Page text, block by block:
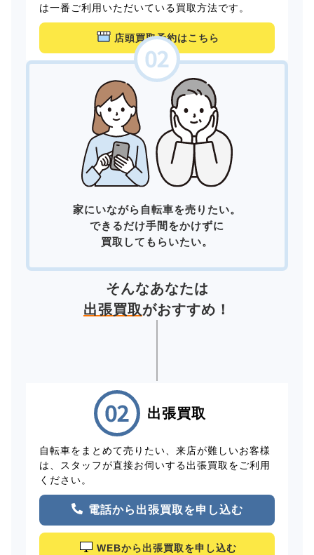
は一番ご利用いただいている買取方法です。
店頭買取予約はこちら
家にいながら自転車を売りたい。
できるだけ手間をかけずに
買取してもらいたい。
そんなあなたは
出張買取がおすすめ！
出張買取
自転車をまとめて売りたい、来店が難しいお客様
は、スタッフが直接お伺いする出張買取をご利用
ください。
電話から出張買取を申し込む
WEBから出張買取を申し込む